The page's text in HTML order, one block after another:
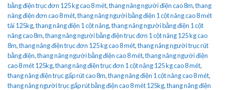
bằng điện trục đơn 125 kg cao 8 mét,thang nâng người điện cao 8m,thang
nâng điện đơn cao 8 mét,thang nâng người bằng điện 1 cột nâng cao 8 mét
tải 125kg,thang nâng điện 1 cột nâng,thang nâng người bằng điện 1 cột
nâng cao 8m,thang nâng người bằng điện trục đơn 1 cột nâng 125 kg cao
8m,thang nâng điện trục đơn 125 kg cao 8 mét,thang nâng người trục rút
bằng điện,thang nâng người bằng điện cao 8 mét,thang nâng người điện
cao 8 mét 125kg,thang nâng điện trục đơn 1 cột nâng 125 kg cao 8 mét,
thang nâng điện trục gấp rút cao 8m,thang nâng điện 1 cột nâng cao 8 mét,
thang nâng người trục gấp rút bằng điện cao 8 mét 125kg,thang nâng điện